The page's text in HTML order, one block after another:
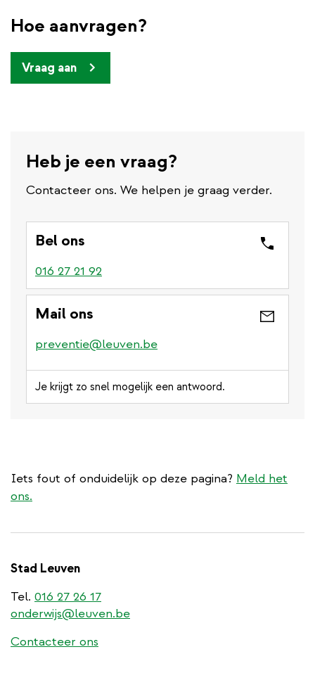
Hoe aanvragen?
Vraag aan
Heb je een vraag?
Contacteer ons. We helpen je graag verder.
Bel ons
016 27 21 92
Mail ons
preventie@leuven.be
Je krijgt zo snel mogelijk een antwoord.
Iets fout of onduidelijk op deze pagina? Meld het
ons.
Stad Leuven
Tel. 016 27 26 17
onderwijs@leuven.be
Contacteer ons